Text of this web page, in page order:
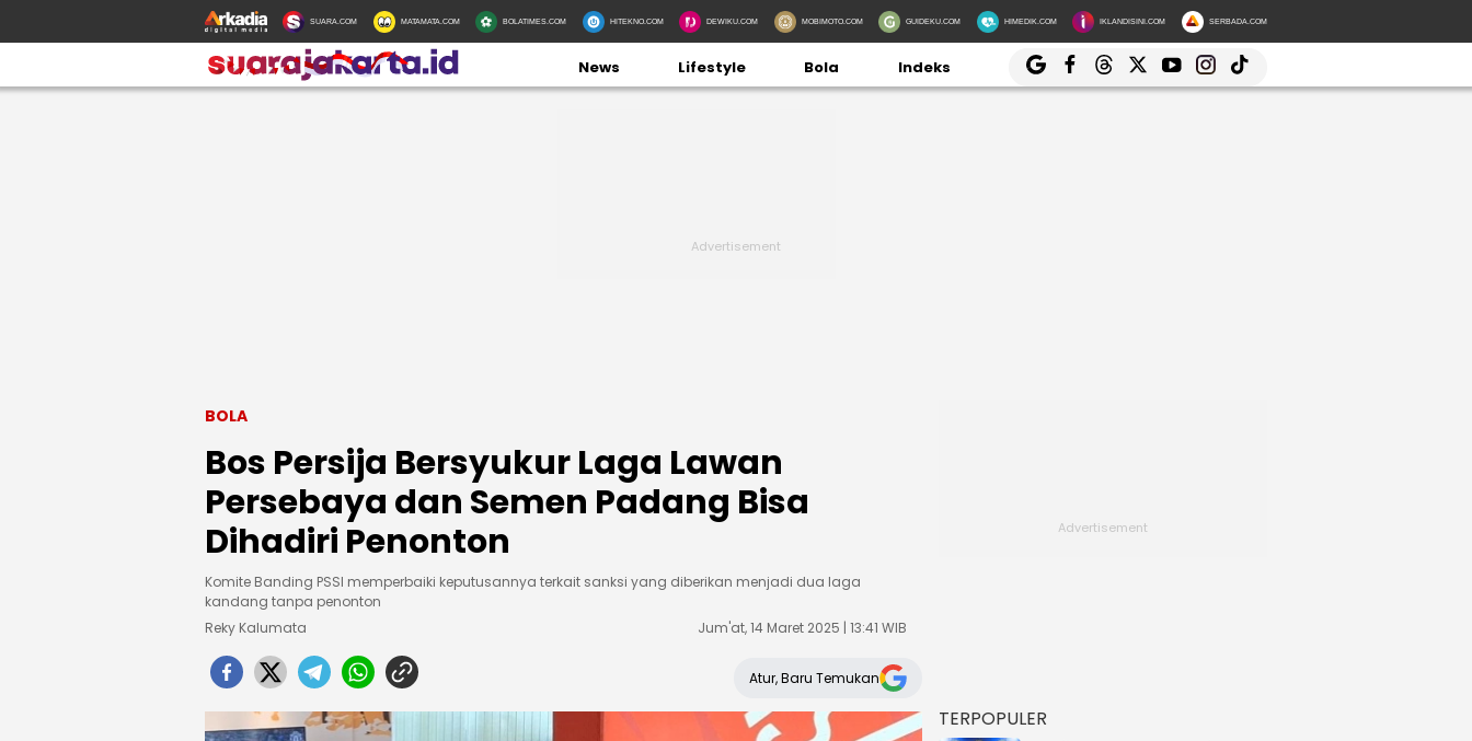
SUARA.COM MATAMATA.COM BOLATIMES.COM HITEKNO.COM DEWIKU.COM MOBIMOTO.COM GUIDEKU.COM HIMEDIK.COM IKLANDISINI.COM SERBADA.COM
News Lifestyle Bola Indeks
BOLA
Bos Persija Bersyukur Laga Lawan
Persebaya dan Semen Padang Bisa
Dihadiri Penonton
Komite Banding PSSI memperbaiki keputusannya terkait sanksi yang diberikan menjadi dua laga
kandang tanpa penonton
Reky Kalumata
Jum'at, 14 Maret 2025 | 13:41 WIB
Atur, Baru Temukan
TERPOPULER